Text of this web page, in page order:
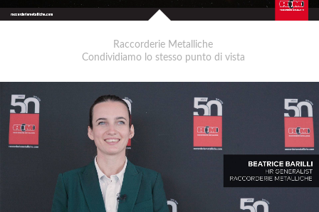
Raccorderie Metalliche
Condividiamo lo stesso punto di vista